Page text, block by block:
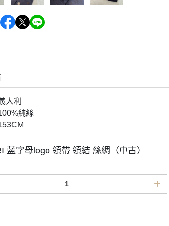
大利
純絲
藍字母logo 領帶 領結 絲綢（中古）